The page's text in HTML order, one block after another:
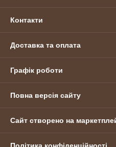
Контакти
Доставка та оплата
Графік роботи
Повна версія сайту
Сайт створено на